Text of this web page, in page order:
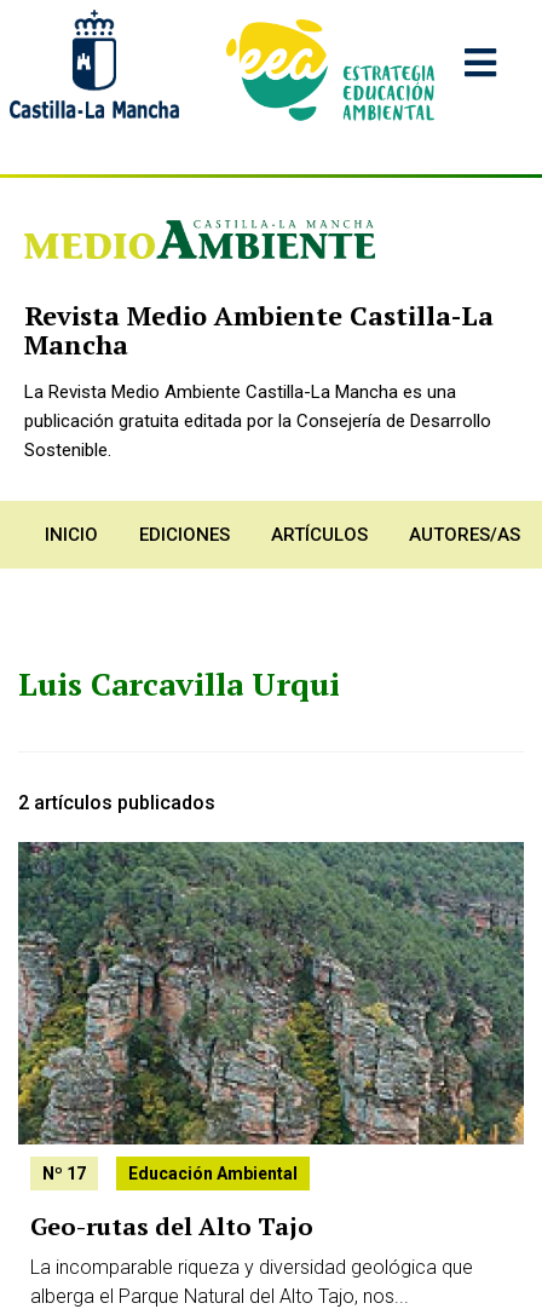
contenido
principal
Revista Medio Ambiente Castilla-La
Mancha
La Revista Medio Ambiente Castilla-La Mancha es una
publicación gratuita editada por la Consejería de Desarrollo
Sostenible.
INICIO EDICIONES ARTÍCULOS AUTORES/AS
Luis Carcavilla Urqui
2 artículos publicados
Image:
Nº 17 Educación Ambiental
Geo-rutas del Alto Tajo
La incomparable riqueza y diversidad geológica que
alberga el Parque Natural del Alto Tajo, nos...